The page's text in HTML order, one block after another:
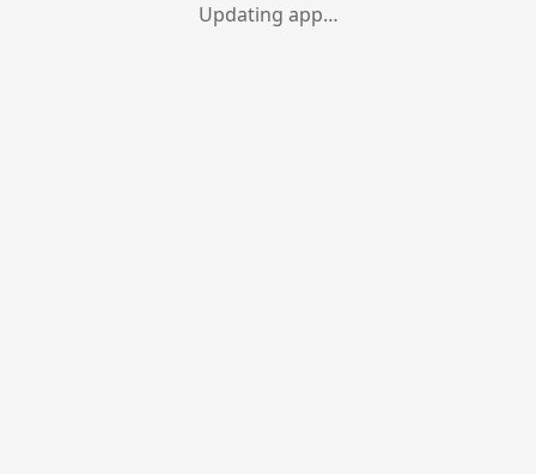
Updating app…